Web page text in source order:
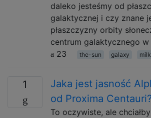
daleko jesteśmy od
galaktycznej i czy znane
płaszczyzny orbity
centrum galaktycznego
23
the-sun galaxy
1
Jaka jest jasność
od Proxima Centauri?
To oczywiste, ale